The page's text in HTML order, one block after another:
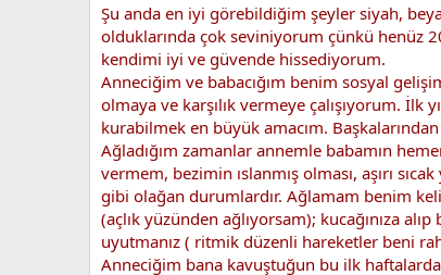
Şu anda en iyi görebildiğim şeyler siyah,
olduklarında çok seviniyorum çünkü henüz
kendimi iyi ve güvende hissediyorum.
Anneciğim ve babacığım benim sosyal
olmaya ve karşılık vermeye çalışıyorum.
kurabilmek en büyük amacım.
Ağladığım zamanlar annemle babamın
vermem, bezimin ıslanmış olması, aşırı
gibi olağan durumlardır. Ağlamam benim
(açlık yüzünden ağlıyorsam); kucağınıza
uyutmanız ( ritmik düzenli hareketler beni
Anneciğim bana kavuştuğun bu ilk